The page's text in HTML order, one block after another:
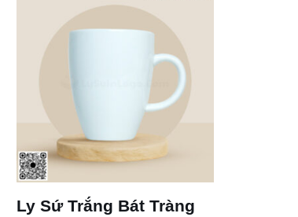
Ly Sứ Trắng Bát Tràng